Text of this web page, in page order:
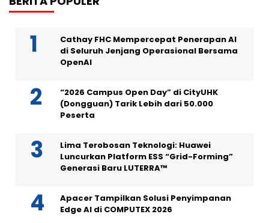
Cathay FHC Mempercepat Penerapan AI
di Seluruh Jenjang Operasional Bersama
OpenAI
“2026 Campus Open Day” di CityUHK
(Dongguan) Tarik Lebih dari 50.000
Peserta
Lima Terobosan Teknologi: Huawei
Luncurkan Platform ESS “Grid-Forming”
Generasi Baru LUTERRA™
Apacer Tampilkan Solusi Penyimpanan
Edge AI di COMPUTEX 2026